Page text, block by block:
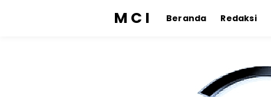
M C I Beranda Redaksi